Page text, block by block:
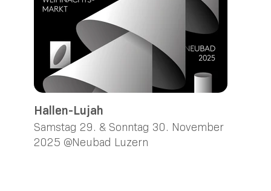
Hallen-Lujah
Samstag 29. & Sonntag 30. November
2025 @Neubad Luzern